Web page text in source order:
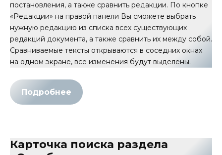
постановления, а также сравнить редакции. По кнопке
«Редакции» на правой панели Вы сможете выбрать
нужную редакцию из списка всех существующих
редакций документа, а также сравнить их между собой.
Сравниваемые тексты открываются в соседних окнах
на одном экране, все изменения будут выделены.
Подробнее
Карточка поиска раздела